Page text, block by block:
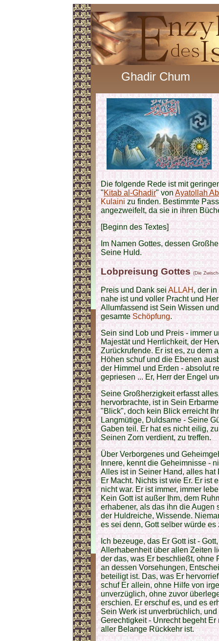
Ghadir Chum
Die folgende Rede ist mit
"Kitab al-Ghadir" vonAyatollah
Kulainizu finden. Bestimmte
angezweifelt, da sie in ihren
[Beginn des Textes]
Im Namen Gottes, dessen
Seine Huld.
Lobpreisung Gottes(Die
Preis und Dank seiALLAH, der
nahe ist und voller Pracht und
Allumfassend ist Sein Wissen
gesamteSchöpfung.
Sein sind Lob und Preis - immer
Majestät und Herrlichkeit, der
Zurückrufende. Er ist es, zu dem
Höhen schuf und die Ebenen
der Himmel und Erden - absolut
gepriesen ... Er, Herr der Engel
Seine Großherzigkeit erfasst
hervorbrachte, ist in Sein
"Blick", doch kein Blick erreicht
Langmütige, Duldsame - Seine
Gaben teil. Er hat es nicht eilig,
Seinen Zorn verdient, zu treffen.
Über Verborgenes und
Innere, kennt die Geheimnisse -
Alles ist in Seiner Hand, alles hat
Er Macht. Nichts ist wie Er. Er ist
nicht war. Er ist immer, immer
Kein Gott ist außer Ihm, dem
erhabener, als das ihn die Augen
der Huldreiche, Wissende.
es sei denn, Gott selber würde es
Ich bezeuge, das Er Gott ist -
Allerhabenheit über allen Zeiten
der das, was Er beschließt, ohne
an dessen Vorsehungen,
beteiligt ist. Das, was Er
schuf Er allein, ohne Hilfe von
unverzüglich, ohne zuvor
erschien. Er erschuf es, und es
Sein Werk ist unverbrüchlich,
Gerechtigkeit - Unrecht begeht
aller Belange Rückkehr ist.